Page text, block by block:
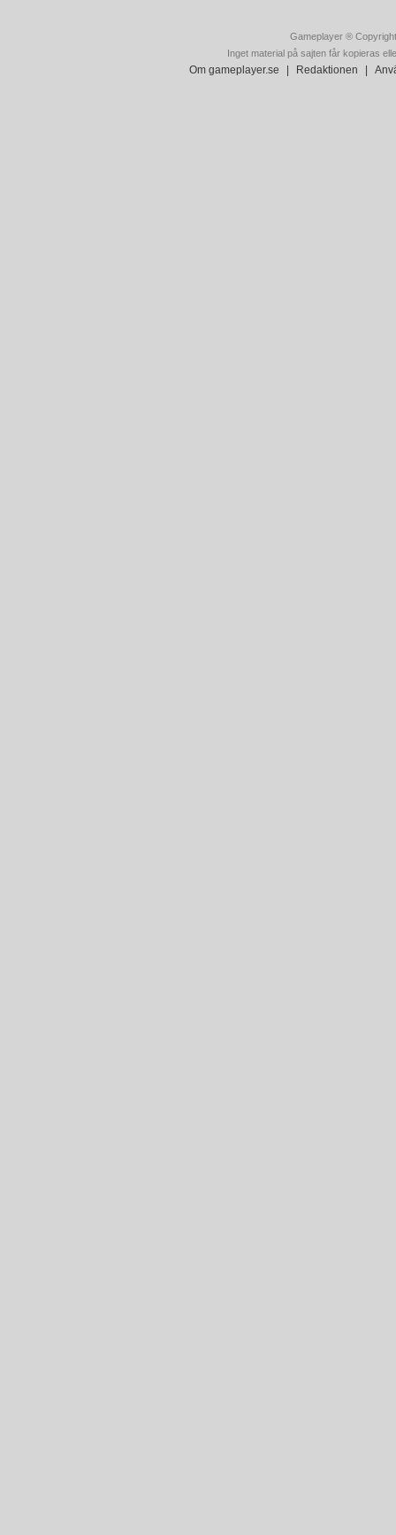
Gameplayer ®
Inget material på sajten får kopieras
Om gameplayer.se Redaktionen